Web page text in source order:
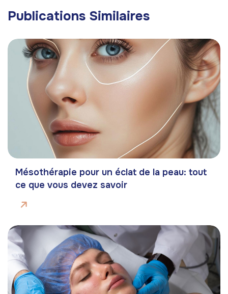
Publications Similaires
Mésothérapie pour un éclat de la peau: tout
ce que vous devez savoir